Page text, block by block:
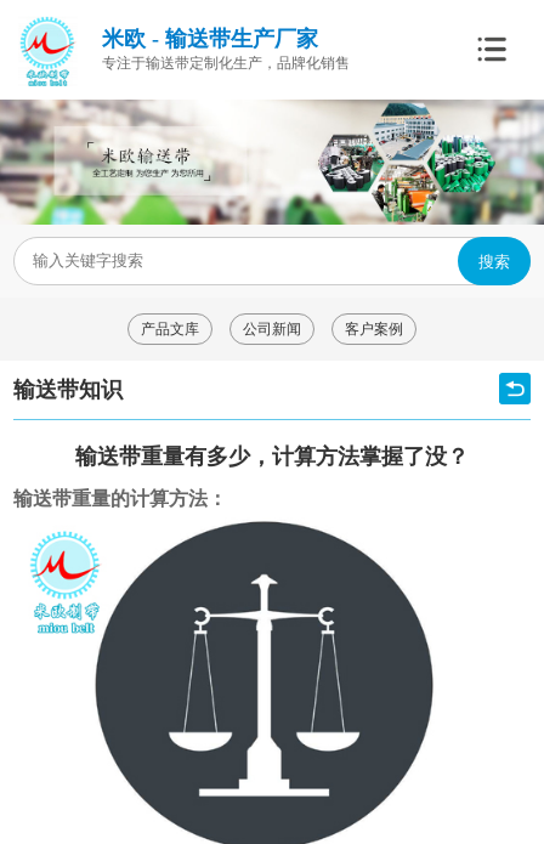
米欧 - 输送带生产厂家
专注于输送带定制化生产，品牌化销售
搜索
产品文库 公司新闻 客户案例
输送带知识
输送带重量有多少，计算方法掌握了没？
输送带重量的计算方法：